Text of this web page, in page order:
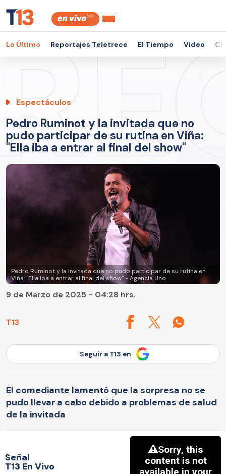
Lo Último Reportajes Teletrece El Tiempo Video
Espectáculos
Pedro Ruminot y la invitada que no
pudo participar de su rutina en Viña:
"Ella iba a entrar al final del show"
Pedro Ruminot y la invitada que no pudo participar de su rutina en
Viña: "Ella iba a entrar al final del show" - Agencia Uno
T13
9 de Marzo de 2025 - 04:28 hrs.
Seguir a T13 en
El comediante lamentó que la sorpresa no se
pudo llevar a cabo debido a problemas de salud
de la invitada
Señal
T13 En Vivo